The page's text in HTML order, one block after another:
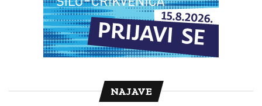
NAJAVE